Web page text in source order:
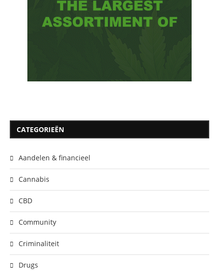
CATEGORIEËN
Aandelen & financieel
Cannabis
CBD
Community
Criminaliteit
Drugs